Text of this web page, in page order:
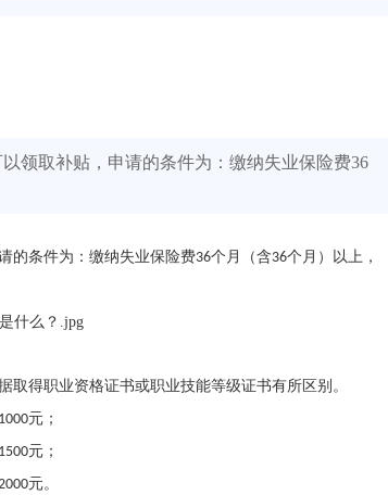
领取补贴，申请的条件为：缴纳失业保险费36
的条件为：缴纳失业保险费36个月（含36个月）以上，
取得职业资格证书或职业技能等级证书有所区别。
1000元；
1500元；
元。